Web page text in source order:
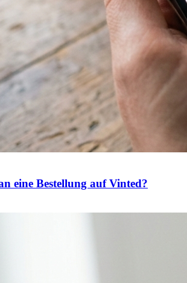
eine Bestellung auf Vinted?